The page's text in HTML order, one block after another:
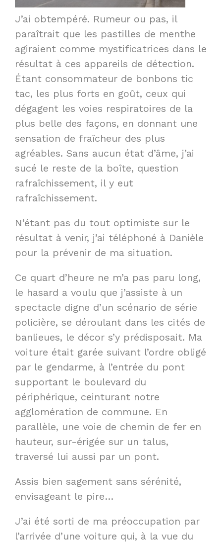
J’ai obtempéré. Rumeur ou pas, il
paraîtrait que les pastilles de menthe
agiraient comme mystificatrices dans le
résultat à ces appareils de détection.
Étant consommateur de bonbons tic
tac, les plus forts en goût, ceux qui
dégagent les voies respiratoires de la
plus belle des façons, en donnant une
sensation de fraîcheur des plus
agréables. Sans aucun état d’âme, j’ai
sucé le reste de la boîte, question
rafraîchissement, il y eut
rafraîchissement.
N’étant pas du tout optimiste sur le
résultat à venir, j’ai téléphoné à Danièle
pour la prévenir de ma situation.
Ce quart d’heure ne m’a pas paru long,
le hasard a voulu que j’assiste à un
spectacle digne d’un scénario de série
policière, se déroulant dans les cités de
banlieues, le décor s’y prédisposait. Ma
voiture était garée suivant l’ordre obligé
par le gendarme, à l’entrée du pont
supportant le boulevard du
périphérique, ceinturant notre
agglomération de commune. En
parallèle, une voie de chemin de fer en
hauteur, sur-érigée sur un talus,
traversé lui aussi par un pont.
Assis bien sagement sans sérénité,
envisageant le pire…
J’ai été sorti de ma préoccupation par
l’arrivée d’une voiture qui, à la vue du